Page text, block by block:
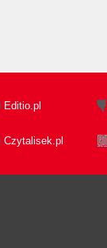
Editio.pl
Czytalisek.pl